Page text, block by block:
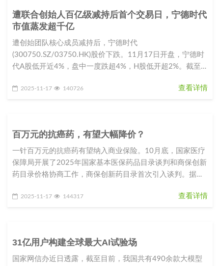
遭联合创始人百亿级减持后首个交易日，宁德时代
市值蒸发超千亿
遭创始团队核心成员减持后，宁德时代
(300750.SZ/03750.HK)股价下跌。11月17日开盘，宁德时
代A股低开近4%，盘中一度跌超4%，H股低开超2%。截至
2025-11-17 140726 查看详情
百万元的抗癌药，有望大幅降价？
一针百万元的抗癌药有望纳入商业保险。10月底，国家医疗
保障局开展了2025年国家基本医保药品目录谈判和商保创新
药目录价格协商工作，商保创新药目录首次引入谈判。据现
2025-11-17 144317 查看详情
31亿用户构建全球最大AI试验场
国家网信办近日透露，截至目前，我国共有490余款大模型